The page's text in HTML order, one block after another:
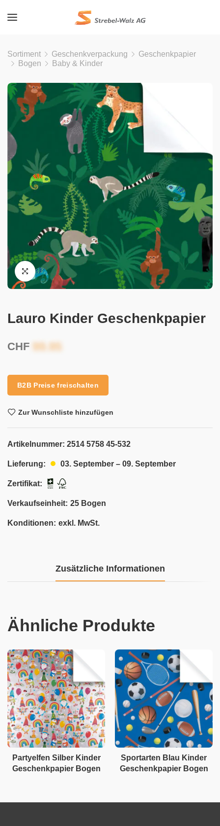
Sortiment Geschenkverpackung
Geschenkpapier
Bogen
Baby & Kinder
Lauro Kinder Geschenkpapier
CHF
B2B Preise freischalten
Zur Wunschliste hinzufügen
Artikelnummer: 2514 5758 45-532
Lieferung: 03. September – 09. September
Zertifikat:
Verkaufseinheit: 25 Bogen
Konditionen: exkl. MwSt.
Zusätzliche Informationen
Ähnliche Produkte
Partyelfen Silber Kinder
Geschenkpapier Bogen
Sportarten Blau Kinder
Geschenkpapier Bogen